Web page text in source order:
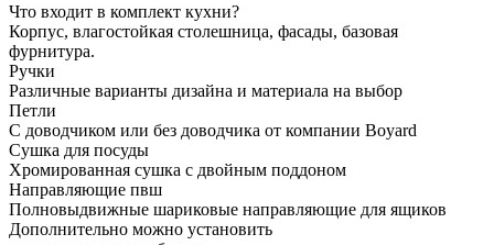
Что входит в комплект кухни?
Корпус, влагостойкая столешница, фасады, базовая
фурнитура.
Ручки
Различные варианты дизайна и материала на выбор
Петли
С доводчиком или без доводчика от компании Boyard
Сушка для посуды
Хромированная сушка с двойным поддоном
Направляющие пвш
Полновыдвижные шариковые направляющие для ящиков
Дополнительно можно установить